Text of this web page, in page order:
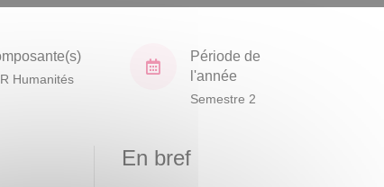
Humanités
Période de
l'année
Semestre 2
En bref